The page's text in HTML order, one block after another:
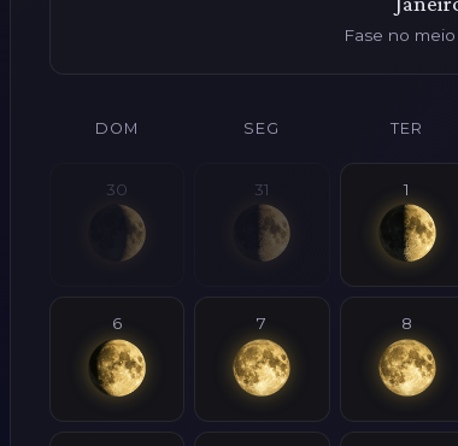
Fase no meio
DOM SEG TER
30 31 1
6 7 8